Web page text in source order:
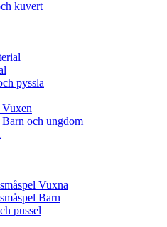
kuvert
pyssla
Vuxen
Barn och ungdom
Vuxna
Barn
pussel